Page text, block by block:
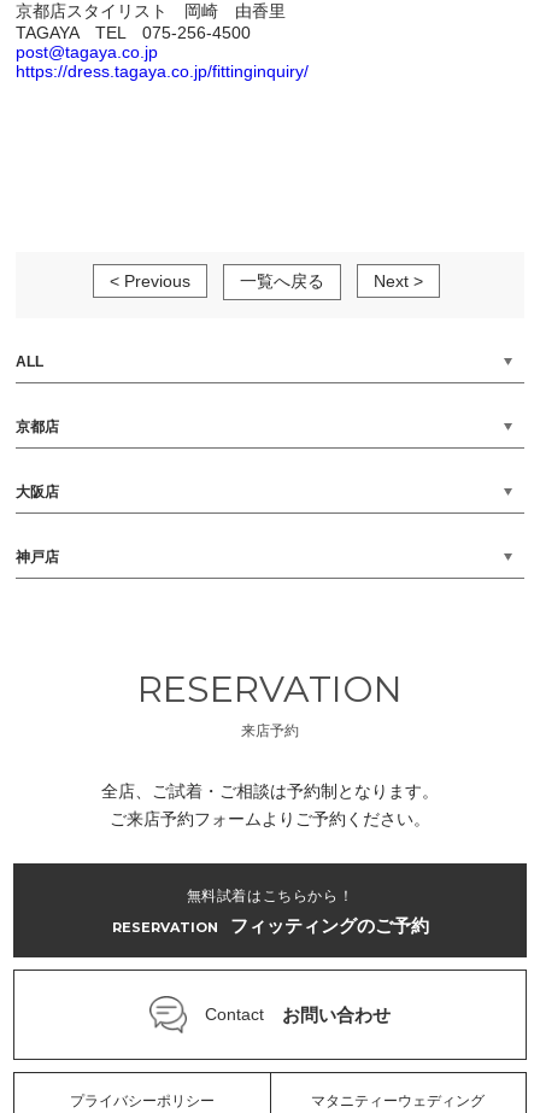
京都店スタイリスト 岡崎 由香里
TAGAYA TEL 075-256-4500
post@tagaya.co.jp
https://dress.tagaya.co.jp/fittinginquiry/
< Previous 一覧へ戻る Next >
ALL
京都店
大阪店
神戸店
RESERVATION
来店予約
全店、ご試着・ご相談は予約制となります。
ご来店予約フォームよりご予約ください。
無料試着はこちらから！
RESERVATION
フィッティングのご予約
Contact お問い合わせ
プライバシーポリシー マタニティーウェディング